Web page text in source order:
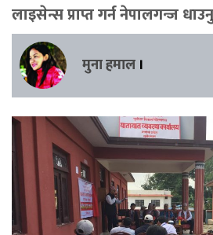
लाइसेन्स प्राप्त गर्न नेपालगन्ज
मुना हमाल ।